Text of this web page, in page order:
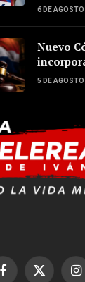
6 DE
Nuevo
5 DE
FacebookX